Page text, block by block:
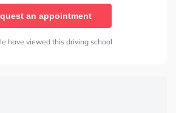
an appointment
have viewed this driving school